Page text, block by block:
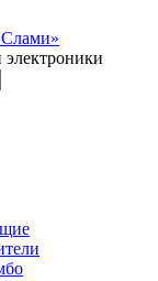
электроники